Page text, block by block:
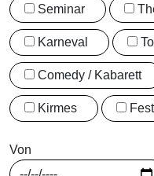
Seminar
Karneval
Comedy / Kabarett
Kirmes
Von